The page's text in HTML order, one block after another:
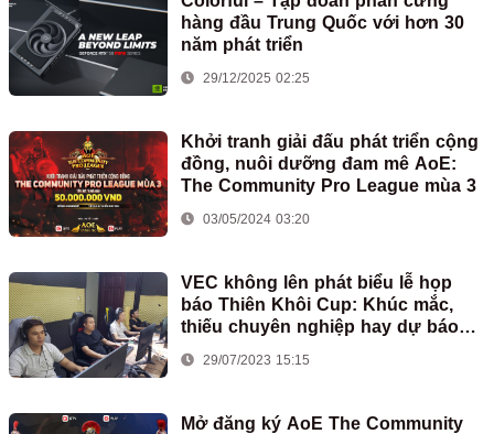
hàng đầu Trung Quốc với hơn 30
năm phát triển
29/12/2025 02:25
Khởi tranh giải đấu phát triển cộng
đồng, nuôi dưỡng đam mê AoE:
The Community Pro League mùa 3
03/05/2024 03:20
VEC không lên phát biểu lễ họp
báo Thiên Khôi Cup: Khúc mắc,
thiếu chuyên nghiệp hay dự báo
xấu về tương lai?
29/07/2023 15:15
Mở đăng ký AoE The Community